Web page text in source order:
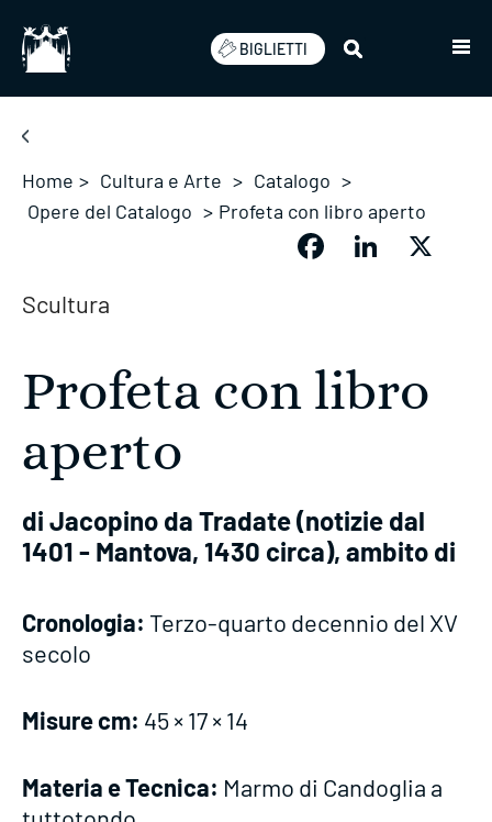
BIGLIETTI
Home > Cultura e Arte > Catalogo >
Opere del Catalogo > Profeta con libro aperto
FacebookLinkedIn
Scultura
Profeta con libro
aperto
di Jacopino da Tradate (notizie dal
1401 - Mantova, 1430 circa), ambito di
Cronologia: Terzo-quarto decennio del XV
secolo
Misure cm: 45 × 17 × 14
Materia e Tecnica: Marmo di Candoglia a